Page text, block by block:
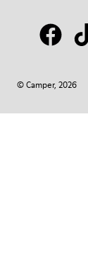
© Camper, 2026